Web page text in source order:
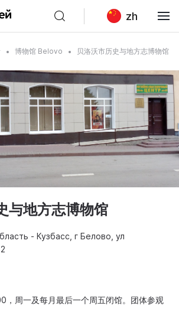
zh
博物馆 Belovo 贝洛沃市历史与地方志博物馆
与地方志博物馆
- Кузбасс, г Белово, ул
，周一及每月最后一个周五闭馆。团体参观